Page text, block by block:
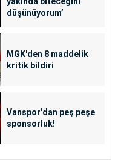
düşünüyorum’
MGK'den 8 maddelik
kritik bildiri
Vanspor'dan peş peşe
sponsorluk!